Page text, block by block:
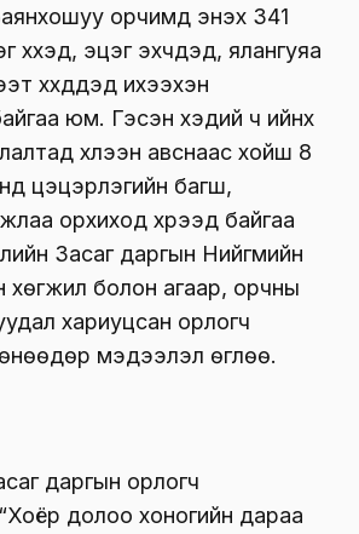
орчимд энэхүү 341
хүүхэд, эцэг эхчүүдэд, ялангуяа
хүүхдүүдэд ихээхэн
юм. Гэсэн хэдий ч ийнхүү
хүлээн авснаас хойш 8
цэцэрлэгийн багш,
орхиход хүрээд байгаа
Засаг даргын Нийгмийн
хөгжил болон агаар, орчны
хариуцсан орлогч
мэдээлэл өглөө.
даргын орлогч
долоо хоногийн дараа